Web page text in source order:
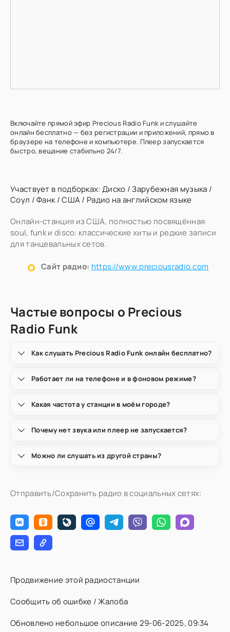
Включайте прямой эфир Precious Radio Funk и слушайте
онлайн бесплатно — без регистрации и приложений, прямо в
браузере на телефоне и компьютере. Плеер запускается
быстро, вещание стабильно 24/7.
Участвует в подборках: Диско /Зарубежная музыка /
Соул /Фанк/США / Радио на английском языке
Онлайн-станция из США, полностью посвящённая
soul, funk и disco: классические хиты и редкие записи
для танцевальных сетов.
Сайт радио: https://www.preciousradio.com
Частые вопросы о Precious
Radio Funk
Как слушать Precious Radio Funk онлайн бесплатно?
Работает ли на телефоне и в фоновом режиме?
Какая частота у станции в моём городе?
Почему нет звука или плеер не запускается?
Можно ли слушать из другой страны?
Отправить/Сохранить радио в социальных сетях:
Продвижение этой радиостанции
Сообщить об ошибке / Жалоба
Обновлено небольшое описание 29-06-2025, 09:34